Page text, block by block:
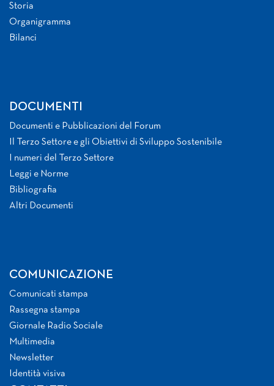
Storia
Organigramma
Bilanci
DOCUMENTI
Documenti e Pubblicazioni del Forum
Il Terzo Settore e gli Obiettivi di Sviluppo Sostenibile
I numeri del Terzo Settore
Leggi e Norme
Bibliografia
Altri Documenti
COMUNICAZIONE
Comunicati stampa
Rassegna stampa
Giornale Radio Sociale
Multimedia
Newsletter
Identità visiva